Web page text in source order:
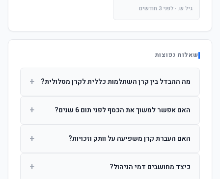
גיל ש. · לפני 3 חודשים
שאלות נפוצות
מה ההבדל בין קרן השתלמות כללית לקרן מסלולית? +
ההשקעות. קרן מסלולית עוקבת אחרי מדד ספציפי ומאפשרת
האם אפשר למשוך את הכסף לפני תום 6 שנים? +
הרווחים. לאחר 6 שנים ניתן למשוך פטור ממס עד לתקרה
האם העברת קרן משפיעה על וותק וזכויות? +
החברות. הוותק ממשיך להיספר מיום ההפקדה הראשונה.
כיצד מחושבים דמי הניהול? +